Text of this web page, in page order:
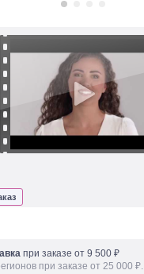
при заказе от 9 500 ₽
при заказе от 25 000 ₽.